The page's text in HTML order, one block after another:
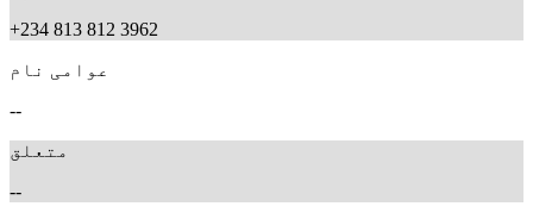
+234 813 812 3962
عوامی نام
--
متعلق
--